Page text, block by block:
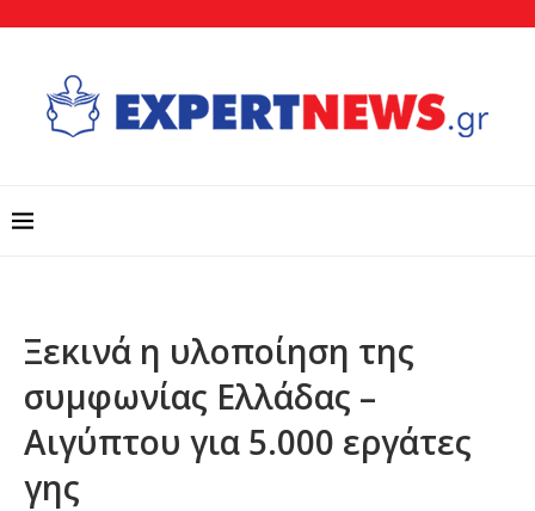
Ξεκινά η υλοποίηση της
συμφωνίας Ελλάδας –
Αιγύπτου για 5.000 εργάτες
γης